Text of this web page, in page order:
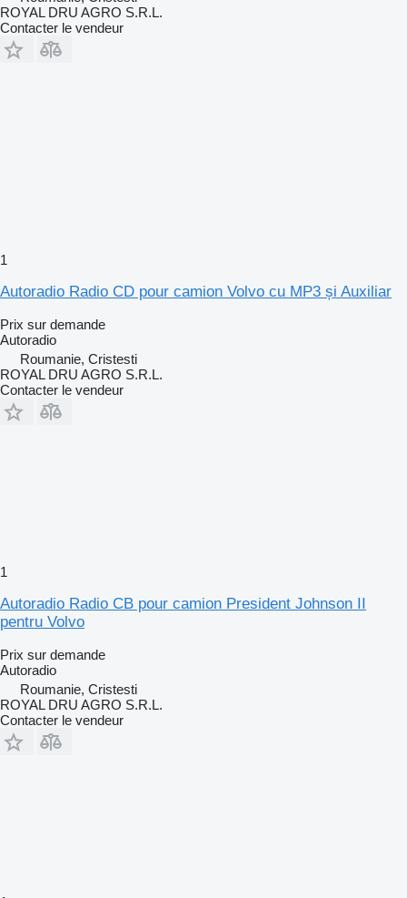
ROYAL DRU AGRO S.R.L.
Contacter le vendeur
1
Autoradio Radio CD pour camion Volvo cu MP3 și Auxiliar
Prix sur demande
Autoradio
Roumanie, Cristesti
ROYAL DRU AGRO S.R.L.
Contacter le vendeur
1
Autoradio Radio CB pour camion President Johnson II
pentru Volvo
Prix sur demande
Autoradio
Roumanie, Cristesti
ROYAL DRU AGRO S.R.L.
Contacter le vendeur